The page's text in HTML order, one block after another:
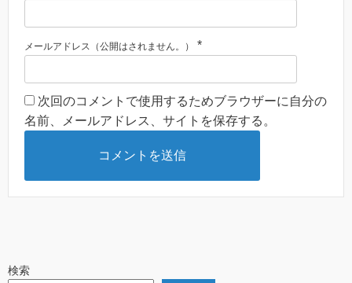
メールアドレス（公開はされません。） *
次回のコメントで使用するためブラウザーに自分の
名前、メールアドレス、サイトを保存する。
検索